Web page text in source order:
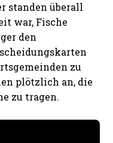
standen überall
war, Fische
den
zu
plötzlich an, die
zu tragen.